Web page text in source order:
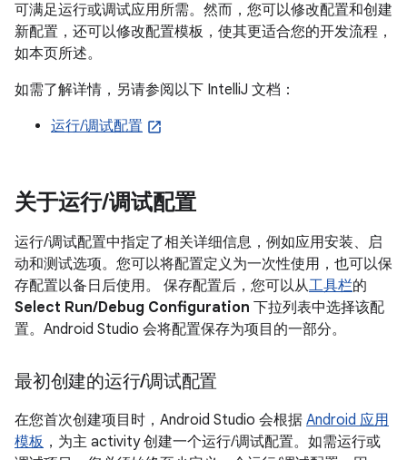
可满足运行或调试应用所需。然而，您可以修改配置和创建
新配置，还可以修改配置模板，使其更适合您的开发流程，
如本页所述。
如需了解详情，另请参阅以下 IntelliJ 文档：
运行/调试配置
关于运行/调试配置
运行/调试配置中指定了相关详细信息，例如应用安装、启
动和测试选项。您可以将配置定义为一次性使用，也可以保
存配置以备日后使用。 保存配置后，您可以从工具栏的
Select Run/Debug Configuration 下拉列表中选择该配
置。Android Studio 会将配置保存为项目的一部分。
最初创建的运行/调试配置
在您首次创建项目时，Android Studio 会根据 Android 应用
模板 ，为主 activity 创建一个运行/调试配置。如需运行或